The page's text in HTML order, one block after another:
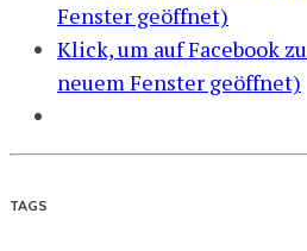
Fenster geöffnet)
Klick, um auf Facebook
neuem Fenster geöffnet)
TAGS